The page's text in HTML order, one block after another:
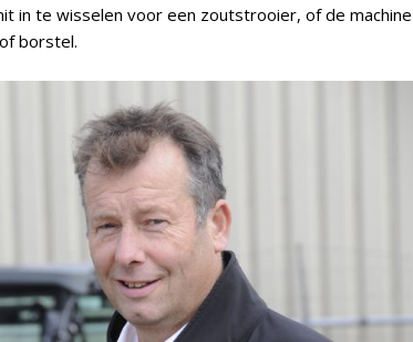
in te wisselen voor een zoutstrooier, of de machine
borstel.